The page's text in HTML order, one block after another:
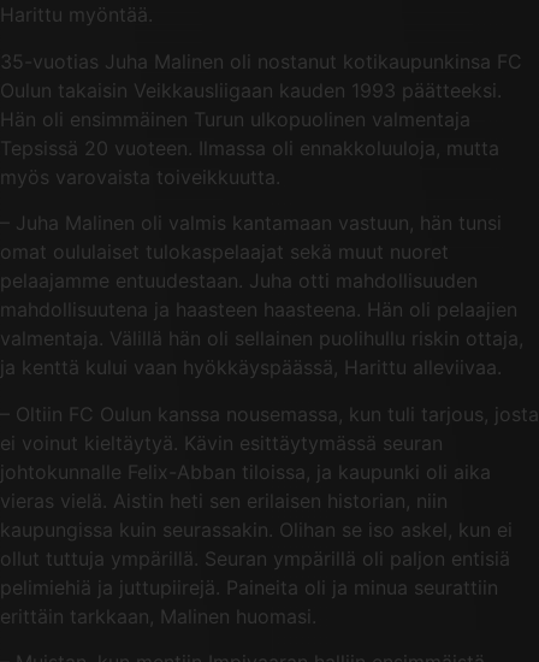
Harittu myöntää.
35-vuotias Juha Malinen oli nostanut kotikaupunkinsa FC
Oulun takaisin Veikkausliigaan kauden 1993 päätteeksi.
Hän oli ensimmäinen Turun ulkopuolinen valmentaja
Tepsissä 20 vuoteen. Ilmassa oli ennakkoluuloja, mutta
myös varovaista toiveikkuutta.
– Juha Malinen oli valmis kantamaan vastuun, hän tunsi
omat oululaiset tulokaspelaajat sekä muut nuoret
pelaajamme entuudestaan. Juha otti mahdollisuuden
mahdollisuutena ja haasteen haasteena. Hän oli pelaajien
valmentaja. Välillä hän oli sellainen puolihullu riskin ottaja,
ja kenttä kului vaan hyökkäyspäässä, Harittu alleviivaa.
– Oltiin FC Oulun kanssa nousemassa, kun tuli tarjous, josta
ei voinut kieltäytyä. Kävin esittäytymässä seuran
johtokunnalle Felix-Abban tiloissa, ja kaupunki oli aika
vieras vielä. Aistin heti sen erilaisen historian, niin
kaupungissa kuin seurassakin. Olihan se iso askel, kun ei
ollut tuttuja ympärillä. Seuran ympärillä oli paljon entisiä
pelimiehiä ja juttupiirejä. Paineita oli ja minua seurattiin
erittäin tarkkaan, Malinen huomasi.